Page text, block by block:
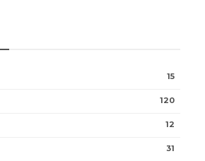
15
120
12
31